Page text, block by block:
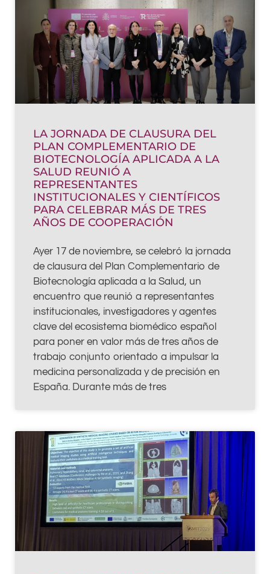
LA JORNADA DE CLAUSURA DEL
PLAN COMPLEMENTARIO DE
BIOTECNOLOGÍA APLICADA A LA
SALUD REUNIÓ A
REPRESENTANTES
INSTITUCIONALES Y CIENTÍFICOS
PARA CELEBRAR MÁS DE TRES
AÑOS DE COOPERACIÓN
Ayer 17 de noviembre, se celebró la jornada
de clausura del Plan Complementario de
Biotecnología aplicada a la Salud, un
encuentro que reunió a representantes
institucionales, investigadores y agentes
clave del ecosistema biomédico español
para poner en valor más de tres años de
trabajo conjunto orientado a impulsar la
medicina personalizada y de precisión en
España. Durante más de tres